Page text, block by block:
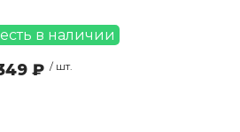
есть в наличии
₽ / шт.